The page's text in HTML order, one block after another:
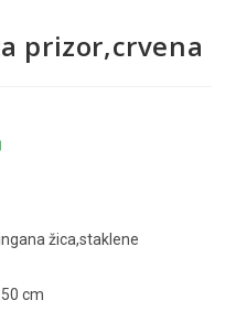
prizor,crvena
žica,staklene
cm